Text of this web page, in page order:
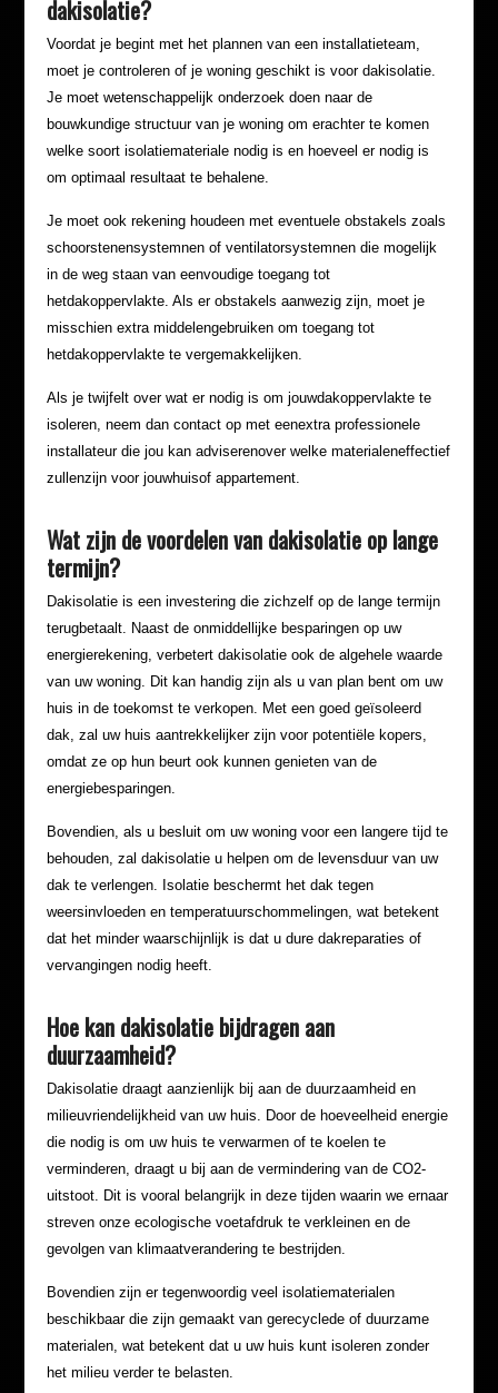
dakisolatie?
Voordat je begint met het plannen van een installatieteam,
moet je controleren of je woning geschikt is voor dakisolatie.
Je moet wetenschappelijk onderzoek doen naar de
bouwkundige structuur van je woning om erachter te komen
welke soort isolatiemateriale nodig is en hoeveel er nodig is
om optimaal resultaat te behalene.
Je moet ook rekening houdeen met eventuele obstakels zoals
schoorstenensystemnen of ventilatorsystemnen die mogelijk
in de weg staan ​​van eenvoudige toegang tot
hetdakoppervlakte. Als er obstakels aanwezig zijn, moet je
misschien extra middelengebruiken om toegang tot
hetdakoppervlakte te vergemakkelijken.
Als je twijfelt over wat er nodig is om jouwdakoppervlakte te
isoleren, neem dan contact op met eenextra professionele
installateur die jou kan adviserenover welke materialeneffectief
zullenzijn voor jouwhuisof appartement.
Wat zijn de voordelen van dakisolatie op lange
termijn?
Dakisolatie is een investering die zichzelf op de lange termijn
terugbetaalt. Naast de onmiddellijke besparingen op uw
energierekening, verbetert dakisolatie ook de algehele waarde
van uw woning. Dit kan handig zijn als u van plan bent om uw
huis in de toekomst te verkopen. Met een goed geïsoleerd
dak, zal uw huis aantrekkelijker zijn voor potentiële kopers,
omdat ze op hun beurt ook kunnen genieten van de
energiebesparingen.
Bovendien, als u besluit om uw woning voor een langere tijd te
behouden, zal dakisolatie u helpen om de levensduur van uw
dak te verlengen. Isolatie beschermt het dak tegen
weersinvloeden en temperatuurschommelingen, wat betekent
dat het minder waarschijnlijk is dat u dure dakreparaties of
vervangingen nodig heeft.
Hoe kan dakisolatie bijdragen aan
duurzaamheid?
Dakisolatie draagt aanzienlijk bij aan de duurzaamheid en
milieuvriendelijkheid van uw huis. Door de hoeveelheid energie
die nodig is om uw huis te verwarmen of te koelen te
verminderen, draagt u bij aan de vermindering van de CO2-
uitstoot. Dit is vooral belangrijk in deze tijden waarin we ernaar
streven onze ecologische voetafdruk te verkleinen en de
gevolgen van klimaatverandering te bestrijden.
Bovendien zijn er tegenwoordig veel isolatiematerialen
beschikbaar die zijn gemaakt van gerecyclede of duurzame
materialen, wat betekent dat u uw huis kunt isoleren zonder
het milieu verder te belasten.